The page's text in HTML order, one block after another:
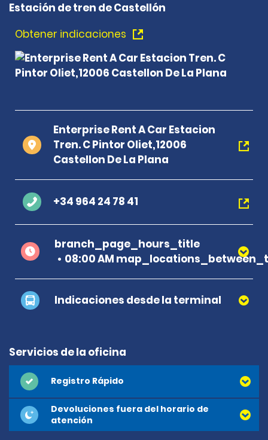
Estación de tren de Castellón
Obtener indicaciones
Enterprise Rent A Car Estacion
Tren. C Pintor Oliet,12006
Castellon De La Plana
+34 964 24 78 41
branch_page_hours_title
08:00 AM
Indicaciones desde la terminal
Servicios de la oficina
Registro Rápido
Devoluciones fuera del horario de
atención